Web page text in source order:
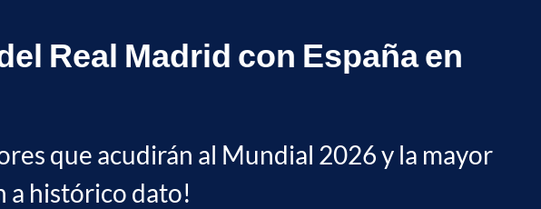
Real Madrid con España en
que acudirán al Mundial 2026 y la mayor
a histórico dato!